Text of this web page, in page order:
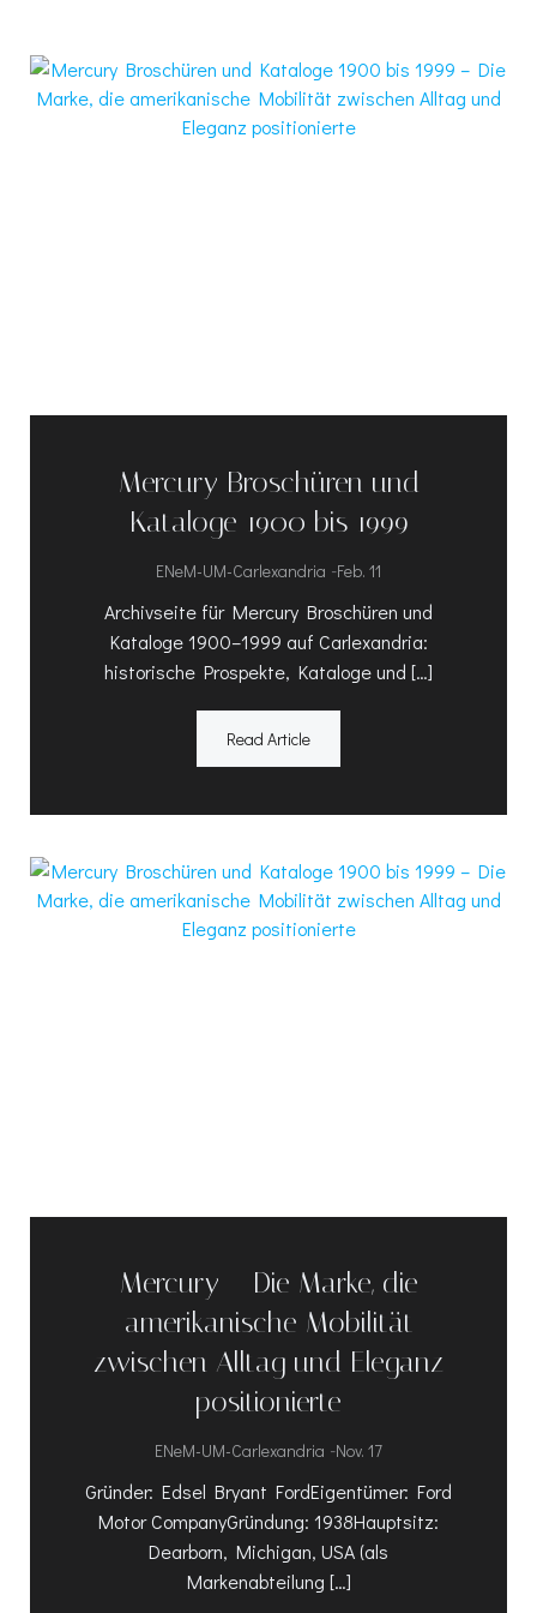
Mercury Broschüren und
Kataloge 1900 bis 1999
ENeM-UM-Carlexandria -Feb. 11
Archivseite für Mercury Broschüren und
Kataloge 1900–1999 auf Carlexandria:
historische Prospekte, Kataloge und […]
Read Article
Mercury – Die Marke, die
amerikanische Mobilität
zwischen Alltag und Eleganz
positionierte
ENeM-UM-Carlexandria -Nov. 17
Gründer: Edsel Bryant FordEigentümer: Ford
Motor CompanyGründung: 1938Hauptsitz:
Dearborn, Michigan, USA (als
Markenabteilung […]